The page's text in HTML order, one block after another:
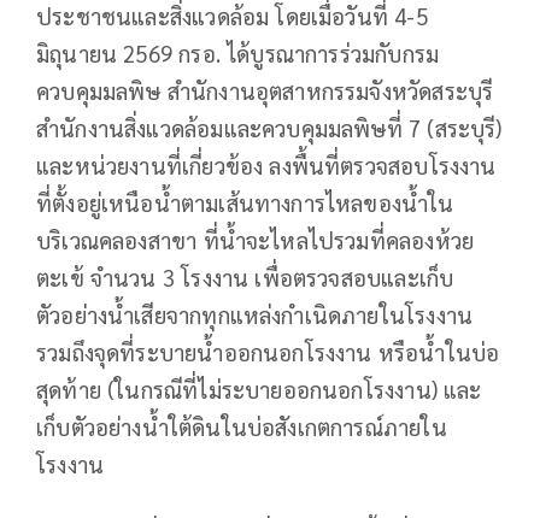
ประชาชนและสิ่งแวดล้อม โดยเมื่อวันที่ 4-5
มิถุนายน 2569 กรอ. ได้บูรณาการร่วมกับกรม
ควบคุมมลพิษ สำนักงานอุตสาหกรรมจังหวัดสระบุรี
สำนักงานสิ่งแวดล้อมและควบคุมมลพิษที่ 7 (สระบุรี)
และหน่วยงานที่เกี่ยวข้อง ลงพื้นที่ตรวจสอบโรงงาน
ที่ตั้งอยู่เหนือน้ำตามเส้นทางการไหลของน้ำใน
บริเวณคลองสาขา ที่น้ำจะไหลไปรวมที่คลองห้วย
ตะเข้ จำนวน 3 โรงงาน เพื่อตรวจสอบและเก็บ
ตัวอย่างน้ำเสียจากทุกแหล่งกำเนิดภายในโรงงาน
รวมถึงจุดที่ระบายน้ำออกนอกโรงงาน หรือน้ำในบ่อ
สุดท้าย (ในกรณีที่ไม่ระบายออกนอกโรงงาน) และ
เก็บตัวอย่างน้ำใต้ดินในบ่อสังเกตการณ์ภายใน
โรงงาน